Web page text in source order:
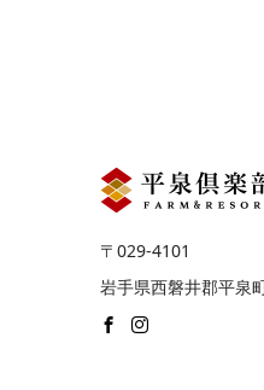
〒029-4101
岩手県西磐井郡平泉